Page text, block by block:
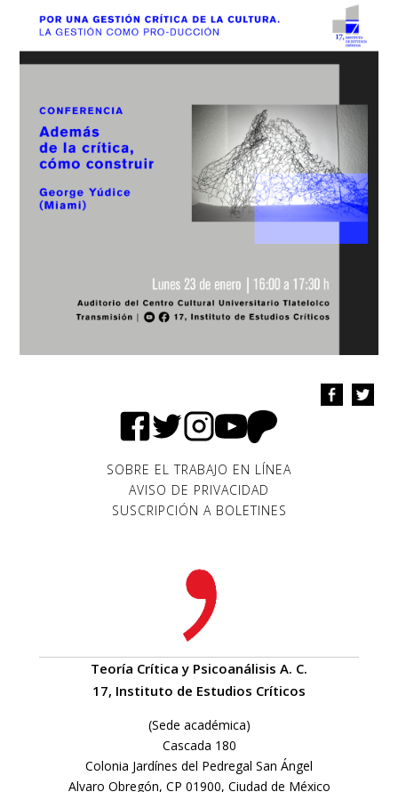
SOBRE EL TRABAJO EN LÍNEA
AVISO DE PRIVACIDAD
SUSCRIPCIÓN A BOLETINES
Teoría Crítica y Psicoanálisis A. C.
17, Instituto de Estudios Críticos
(Sede académica)
Cascada 180
Colonia Jardínes del Pedregal San Ángel
Alvaro Obregón, CP 01900, Ciudad de México